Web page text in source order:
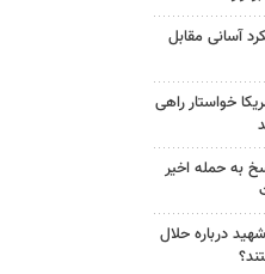
آسانی مقابل
خواستار راهی
به حمله اخیر
درباره حلال